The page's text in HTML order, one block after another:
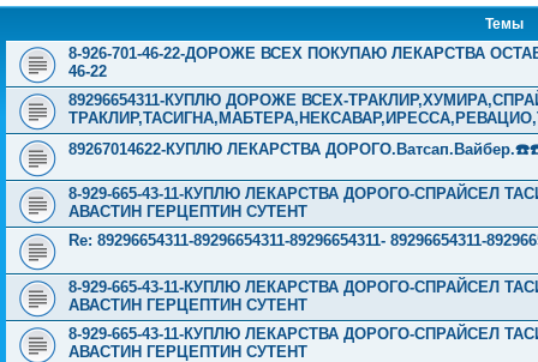
Темы
8-926-701-46-22-ДОРОЖЕ ВСЕХ ПОКУПАЮ ЛЕКАРСТВА
46-22
89296654311-КУПЛЮ ДОРОЖЕ ВСЕХ-
89267014622-КУПЛЮ ЛЕКАРСТВА
8-929-665-43-11-КУПЛЮ ЛЕКАРСТВА ДОРОГО-СПРАЙСЕЛ
АВАСТИН ГЕРЦЕПТИН СУТЕНТ
Re: 89296654311-89296654311-89296654311- 89296654311-
8-929-665-43-11-КУПЛЮ ЛЕКАРСТВА ДОРОГО-СПРАЙСЕЛ
АВАСТИН ГЕРЦЕПТИН СУТЕНТ
8-929-665-43-11-КУПЛЮ ЛЕКАРСТВА ДОРОГО-СПРАЙСЕЛ
АВАСТИН ГЕРЦЕПТИН СУТЕНТ